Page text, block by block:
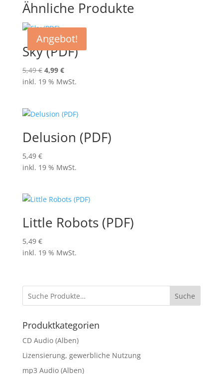
Ähnliche Produkte
Angebot!
Sky (PDF)
5,49€ Ursprünglicher
Preis
4,99 €Aktueller
Preis
inkl. 19 % MwSt.
Delusion (PDF)
5,49 €
inkl. 19 % MwSt.
Little Robots (PDF)
5,49 €
inkl. 19 % MwSt.
Suche
Produktkategorien
CD Audio (Alben)
Lizensierung, gewerbliche Nutzung
mp3 Audio (Alben)